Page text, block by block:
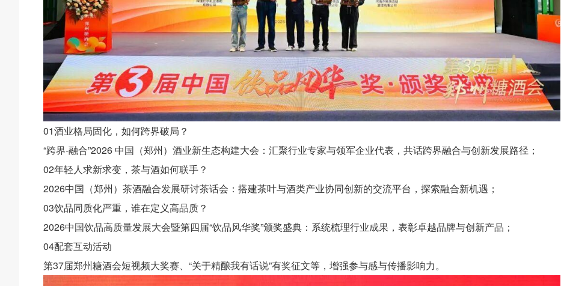
01酒业格局固化，如何跨界破局？
“跨界-融合”2026 中国（郑州）酒业新生态构建大会：汇聚行业专家与领军企业代表，共话跨界融合与创新发展路径；
02年轻人求新求变，茶与酒如何联手？
2026中国（郑州）茶酒融合发展研讨茶话会：搭建茶叶与酒类产业协同创新的交流平台，探索融合新机遇；
03饮品同质化严重，谁在定义高品质？
2026中国饮品高质量发展大会暨第四届“饮品风华奖”颁奖盛典：系统梳理行业成果，表彰卓越品牌与创新产品；
04配套互动活动
第37届郑州糖酒会短视频大奖赛、“关于精酿我有话说”有奖征文等，增强参与感与传播影响力。